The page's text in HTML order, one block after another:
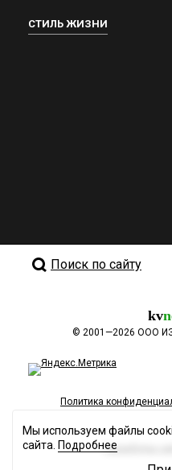
СТИЛЬ ЖИЗНИ
Поиск по сайту
kv
© 2001—2026 ООО
Политика
Разработка
Мы используем файлы
сайта. Подробнее